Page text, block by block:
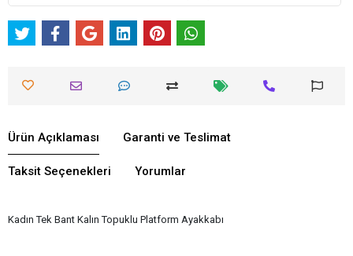
Ürün Açıklaması Garanti ve Teslimat
Taksit Seçenekleri Yorumlar
Kadın Tek Bant Kalın Topuklu Platform Ayakkabı